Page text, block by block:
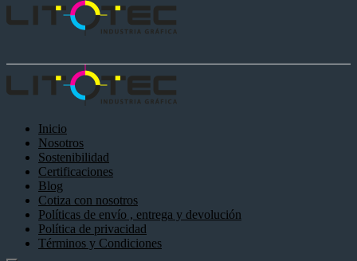
Inicio
Nosotros
Sostenibilidad
Certificaciones
Blog
Cotiza con nosotros
Políticas de envío , entrega y devolución
Política de privacidad
Términos y Condiciones